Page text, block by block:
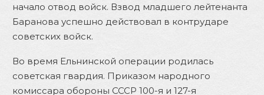
начало отвод войск. Взвод младшего лейтенанта
Баранова успешно действовал в контрударе
советских войск.
Во время Ельнинской операции родилась
советская гвардия. Приказом народного
комиссара обороны СССР 100-я и 127-я